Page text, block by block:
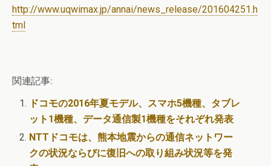
http://www.uqwimax.jp/annai/news_release/201604251.h
tml
関連記事:
ドコモの2016年夏モデル、スマホ5機種、タブレ
ット1機種、データ通信製1機種をそれぞれ発表
NTTドコモは、熊本地震からの通信ネットワー
クの状況ならびに復旧への取り組み状況等を発